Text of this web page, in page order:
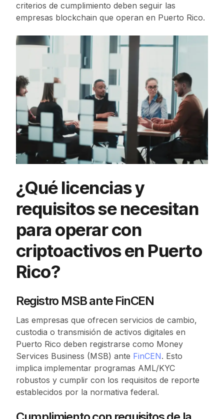
criterios de cumplimiento deben seguir las
empresas blockchain que operan en Puerto Rico.
¿Qué licencias y
requisitos se necesitan
para operar con
criptoactivos en Puerto
Rico?
Registro MSB ante FinCEN
Las empresas que ofrecen servicios de cambio,
custodia o transmisión de activos digitales en
Puerto Rico deben registrarse como Money
Services Business (MSB) ante FinCEN. Esto
implica implementar programas AML/KYC
robustos y cumplir con los requisitos de reporte
establecidos por la normativa federal.